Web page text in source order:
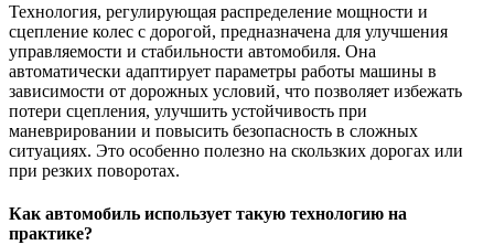
Технология, регулирующая распределение мощности и
сцепление колес с дорогой, предназначена для улучшения
управляемости и стабильности автомобиля. Она
автоматически адаптирует параметры работы машины в
зависимости от дорожных условий, что позволяет избежать
потери сцепления, улучшить устойчивость при
маневрировании и повысить безопасность в сложных
ситуациях. Это особенно полезно на скользких дорогах или
при резких поворотах.
Как автомобиль использует такую технологию на
практике?